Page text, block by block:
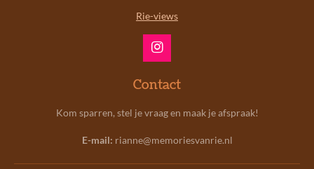
Rie-views
I
n
s
t
g
a
Contact
Kom sparren, stel je vraag en maak je afspraak!
E-mail: rianne@memoriesvanrie.nl